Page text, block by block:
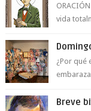
vida
¿Por qué
Breve